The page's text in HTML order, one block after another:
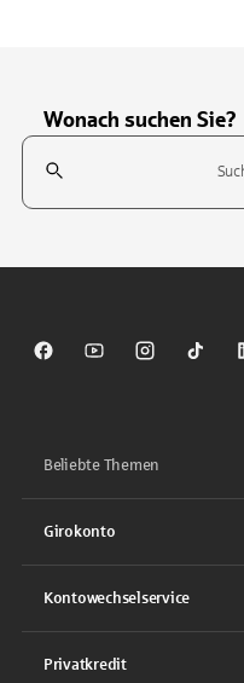
Wonach suchen Sie?
Suchfeld
Sparkasse auf Facebook
Sparkasse auf
Sparkasse
Beliebte Themen
Girokonto
Kontowechselservice
Privatkredit